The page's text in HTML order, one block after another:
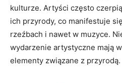
kulturze. Artyści często
ich przyrody, co manifestuje
rzeźbach i nawet w muzyce.
wydarzenie artystyczne mają
elementy związane z przyrodą.